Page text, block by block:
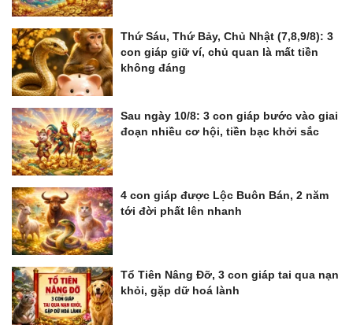
Thứ Sáu, Thứ Bảy, Chủ Nhật (7,8,9/8): 3
con giáp giữ ví, chủ quan là mất tiền
không đáng
Sau ngày 10/8: 3 con giáp bước vào giai
đoạn nhiều cơ hội, tiền bạc khởi sắc
4 con giáp được Lộc Buôn Bán, 2 năm
tới đời phất lên nhanh
Tổ Tiên Nâng Đỡ, 3 con giáp tai qua nạn
khỏi, gặp dữ hoá lành